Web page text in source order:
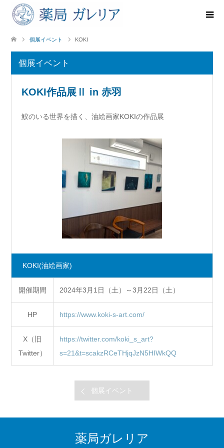
個展イベント KOKI
個展イベント
KOKI作品展Ⅱ in 赤羽
鮫のいる世界を描く、油絵画家KOKIの作品展
KOKI(油絵画家)
開催期間 2024年3月1日（土）～3月22日（土）
HP https://www.koki-s-art.com/
X（旧
Twitter）
https://twitter.com/koki_s_art?
s=21&t=scakzRCeTHjqJzN5HIWkQQ
個展イベント
薬局ガレリア